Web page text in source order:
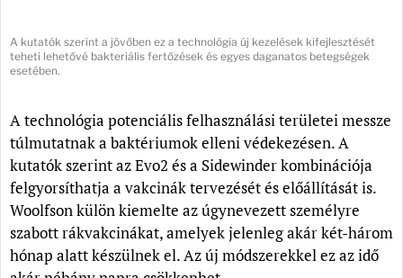
A kutatók szerint a jövőben ez a technológia új kezelések kifejlesztését
teheti lehetővé bakteriális fertőzések és egyes daganatos betegségek
esetében.
A technológia potenciális felhasználási területei messze
túlmutatnak a baktériumok elleni védekezésen. A
kutatók szerint az Evo2 és a Sidewinder kombinációja
felgyorsíthatja a vakcinák tervezését és előállítását is.
Woolfson külön kiemelte az úgynevezett személyre
szabott rákvakcinákat, amelyek jelenleg akár két-három
hónap alatt készülnek el. Az új módszerekkel ez az idő